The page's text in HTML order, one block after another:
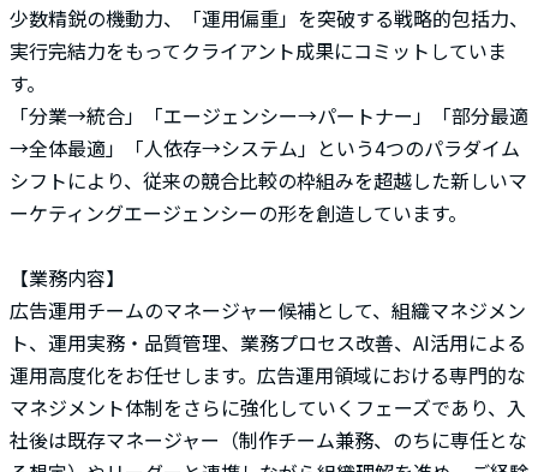
少数精鋭の機動力、「運用偏重」を突破する戦略的包括力、
実行完結力をもってクライアント成果にコミットしていま
す。
「分業→統合」「エージェンシー→パートナー」「部分最適
→全体最適」「人依存→システム」という4つのパラダイム
シフトにより、従来の競合比較の枠組みを超越した新しいマ
ーケティングエージェンシーの形を創造しています。
【業務内容】
広告運用チームのマネージャー候補として、組織マネジメン
ト、運用実務・品質管理、業務プロセス改善、AI活用による
運用高度化をお任せします。広告運用領域における専門的な
マネジメント体制をさらに強化していくフェーズであり、入
社後は既存マネージャー（制作チーム兼務、のちに専任とな